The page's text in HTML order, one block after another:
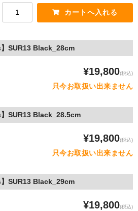
SUR13 Black_28cm
¥19,800(税込)
只今お取扱い出来ません
SUR13 Black_28.5cm
¥19,800(税込)
只今お取扱い出来ません
SUR13 Black_29cm
¥19,800(税込)